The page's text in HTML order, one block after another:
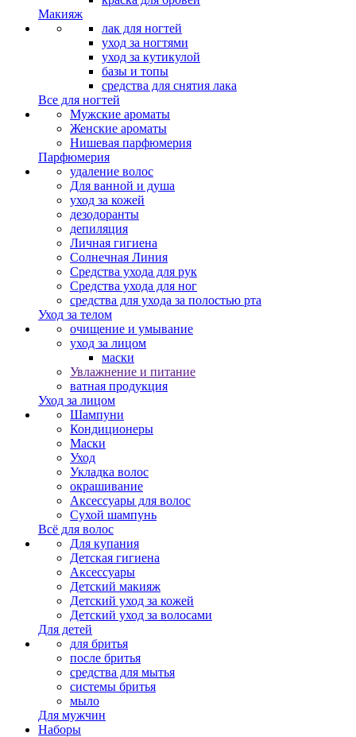
Макияж
лак для ногтей
уход за ногтями
уход за кутикулой
базы и топы
средства для снятия лака
Все для ногтей
Мужские ароматы
Женские ароматы
Нишевая парфюмерия
Парфюмерия
удаление волос
Для ванной и душа
уход за кожей
дезодоранты
депиляция
Личная гигиена
Солнечная Линия
Средства ухода для рук
Средства ухода для ног
средства для ухода за полостью рта
Уход за телом
очищение и умывание
уход за лицом
маски
Увлажнение и питание
ватная продукция
Уход за лицом
Шампуни
Кондиционеры
Маски
Уход
Укладка волос
окрашивание
Аксессуары для волос
Сухой шампунь
Всё для волос
Для купания
Детская гигиена
Аксессуары
Детский макияж
Детский уход за кожей
Детский уход за волосами
Для детей
для бритья
после бритья
средства для мытья
системы бритья
мыло
Для мужчин
Наборы